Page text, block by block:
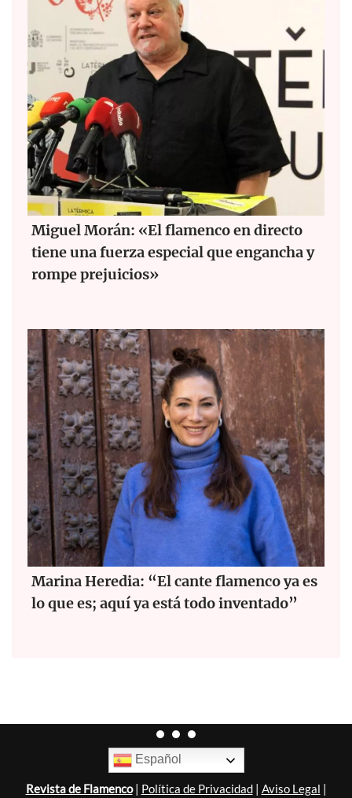
Miguel Morán: «El flamenco en directo
tiene una fuerza especial que engancha y
rompe prejuicios»
Marina Heredia: “El cante flamenco ya es
lo que es; aquí ya está todo inventado”
Español
Revista de Flamenco| Política de Privacidad| Aviso Legal |